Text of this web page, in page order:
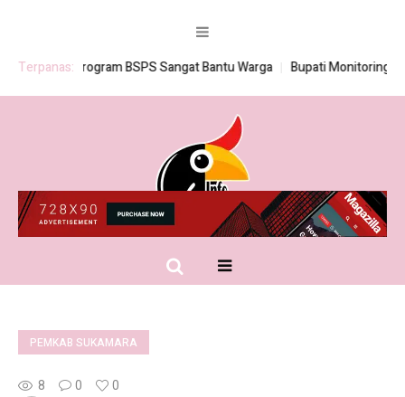
Terpanas:Program BSPS Sangat Bantu Warga Bupati Monitoring
PEMKAB SUKAMARA
8 0
0